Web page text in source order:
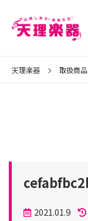
天理楽器 取扱商品
投 2021.01.9